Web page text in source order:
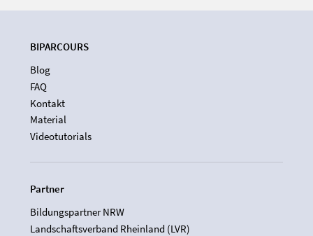
BIPARCOURS
Blog
FAQ
Kontakt
Material
Videotutorials
Partner
Bildungspartner NRW
Landschaftsverband Rheinland (LVR)